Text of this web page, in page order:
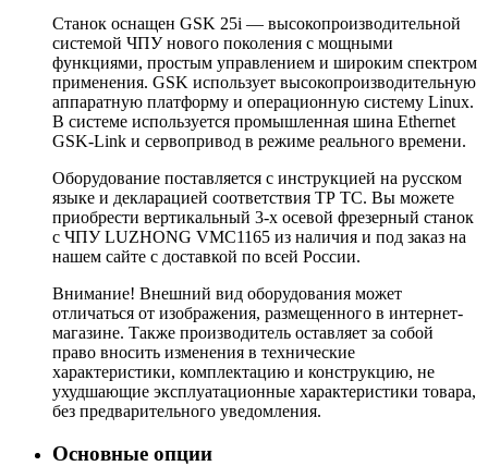
Станок оснащен GSK 25i — высокопроизводительной
системой ЧПУ нового поколения с мощными
функциями, простым управлением и широким спектром
применения. GSK использует высокопроизводительную
аппаратную платформу и операционную систему Linux.
В системе используется промышленная шина Ethernet
GSK-Link и сервопривод в режиме реального времени.
Оборудование поставляется с инструкцией на русском
языке и декларацией соответствия ТР ТС. Вы можете
приобрести вертикальный 3-х осевой фрезерный станок
с ЧПУ LUZHONG VMC1165 из наличия и под заказ на
нашем сайте с доставкой по всей России.
Внимание! Внешний вид оборудования может
отличаться от изображения, размещенного в интернет-
магазине. Также производитель оставляет за собой
право вносить изменения в технические
характеристики, комплектацию и конструкцию, не
ухудшающие эксплуатационные характеристики товара,
без предварительного уведомления.
Основные опции